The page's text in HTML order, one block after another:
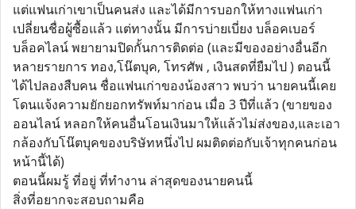
แต่แฟนเก่าเขาเป็นคนส่ง และได้มีการบอกให้ทางแฟนเก่า
เปลี่ยนชื่อผู้ซื้อแล้ว แต่ทางนั้น มีการบ่ายเบี่ยง บล็อคเบอร์
บล็อคไลน์ พยายามปิดกั้นการติดต่อ (และมีของอย่างอื่นอีก
หลายรายการ ทอง,โน๊ตบุค, โทรศัพ , เงินสดที่ยืมไป ) ตอนนี้
ได้ไปลองสืบคน ชื่อแฟนเก่าของน้องสาว พบว่า นายคนนี้เคย
โดนแจ้งความยักยอกทรัพท์มาก่อน เมื่อ 3 ปีที่แล้ว (ขายของ
ออนไลน์ หลอกให้คนอื่นโอนเงินมาให้แล้วไม่ส่งของ,และเอา
กล้องกับโน๊ตบุคของบริษัทหนึ่งไป ผมติดต่อกับเจ้าทุกคนก่อน
หน้านี้ได้)
ตอนนี้ผมรู้ ที่อยู่ ที่ทำงาน ล่าสุดของนายคนนี้
สิ่งที่อยากจะสอบถามคือ